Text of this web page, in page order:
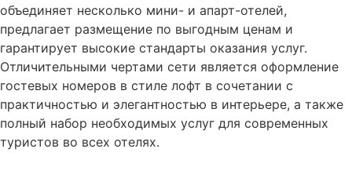
объединяет несколько мини- и апарт-отелей,
предлагает размещение по выгодным ценам и
гарантирует высокие стандарты оказания услуг.
Отличительными чертами сети является оформление
гостевых номеров в стиле лофт в сочетании с
практичностью и элегантностью в интерьере, а также
полный набор необходимых услуг для современных
туристов во всех отелях.